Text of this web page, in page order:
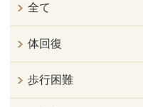
全て
体回復
歩行困難